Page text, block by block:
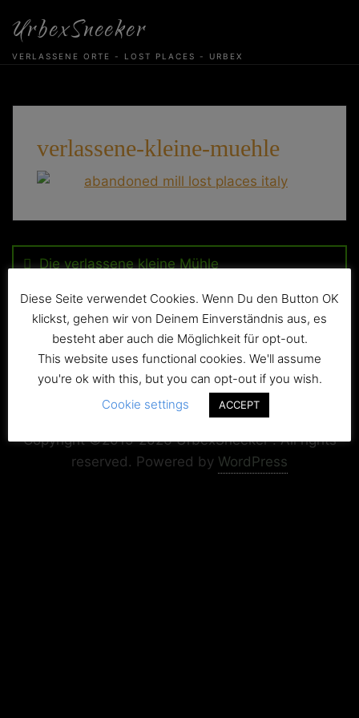
content
UrbexSneeker
VERLASSENE ORTE - LOST PLACES - URBEX
verlassene-kleine-muehle
Die verlassene kleine Mühle
Copyright+Impressum Privacy & Cookie Policy
Copyright ©2015-2026 UrbexSneeker . All rights
reserved. Powered by WordPress
Diese Seite verwendet Cookies. Wenn Du den Button OK
klickst, gehen wir von Deinem Einverständnis aus, es
besteht aber auch die Möglichkeit für opt-out.
This website uses functional cookies. We'll assume
you're ok with this, but you can opt-out if you wish.
Cookie settings
ACCEPT